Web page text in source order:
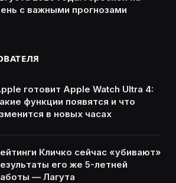
с важными прогнозами
готовит Apple Watch Ultra 4:
функции появятся и что
в новых часах
Кличко сейчас «убивают»
его же 5-летней
— Лагута